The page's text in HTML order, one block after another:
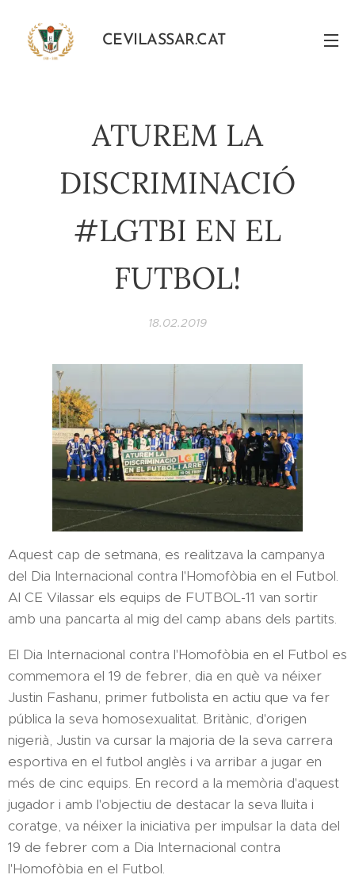
CEVILASSAR.CAT
ATUREM LA
DISCRIMINACIÓ
#LGTBI EN EL
FUTBOL!
18.02.2019
Aquest cap de setmana, es realitzava la campanya
del Dia Internacional contra l'Homofòbia en el Futbol.
Al CE Vilassar els equips de FUTBOL-11 van sortir
amb una pancarta al mig del camp abans dels partits.
El Dia Internacional contra l'Homofòbia en el Futbol es
commemora el 19 de febrer, dia en què va néixer
Justin Fashanu, primer futbolista en actiu que va fer
pública la seva homosexualitat. Britànic, d'origen
nigerià, Justin va cursar la majoria de la seva carrera
esportiva en el futbol anglès i va arribar a jugar en
més de cinc equips. En record a la memòria d'aquest
jugador i amb l'objectiu de destacar la seva lluita i
coratge, va néixer la iniciativa per impulsar la data del
19 de febrer com a Dia Internacional contra
l'Homofòbia en el Futbol.